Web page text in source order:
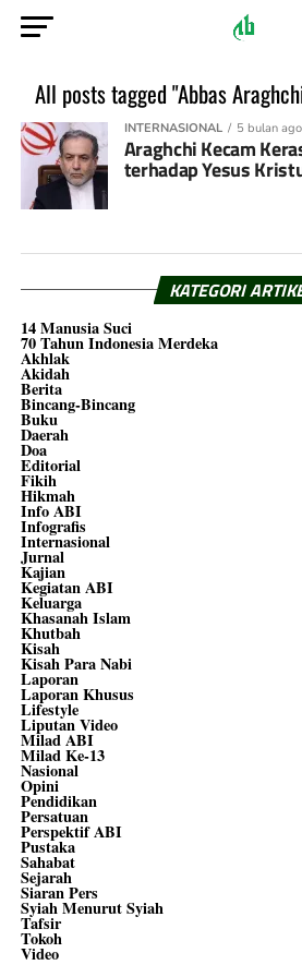
All posts tagged "Abbas
INTERNASIONAL 5 bulan ago
Araghchi Kecam
terhadap Yesus
KATEGORI
14 Manusia Suci
70 Tahun Indonesia Merdeka
Akhlak
Akidah
Berita
Bincang-Bincang
Buku
Daerah
Doa
Editorial
Fikih
Hikmah
Info ABI
Infografis
Internasional
Jurnal
Kajian
Kegiatan ABI
Keluarga
Khasanah Islam
Khutbah
Kisah
Kisah Para Nabi
Laporan
Laporan Khusus
Lifestyle
Liputan Video
Milad ABI
Milad Ke-13
Nasional
Opini
Pendidikan
Persatuan
Perspektif ABI
Pustaka
Sahabat
Sejarah
Siaran Pers
Syiah Menurut Syiah
Tafsir
Tokoh
Video